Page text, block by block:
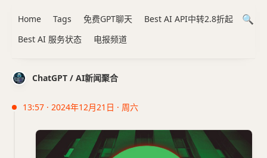
ChatGPT / AI新闻聚合
13:57 · 2024年12月21日 · 周六
Home Tags 免费GPT聊天
Best AI API中转2.8折起
Best AI 服务状态
电报频道